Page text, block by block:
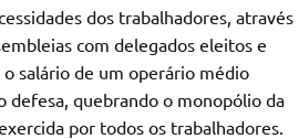
dos trabalhadores, através
com delegados eleitos e
salário de um operário médio
defesa, quebrando o monopólio da
por todos os trabalhadores.